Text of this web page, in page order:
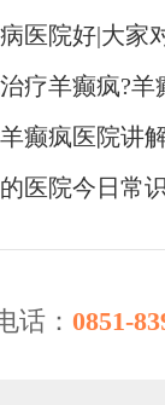
医院好|大家
疗羊癫疯?羊
癫疯医院讲
医院今日常
话： 0851-